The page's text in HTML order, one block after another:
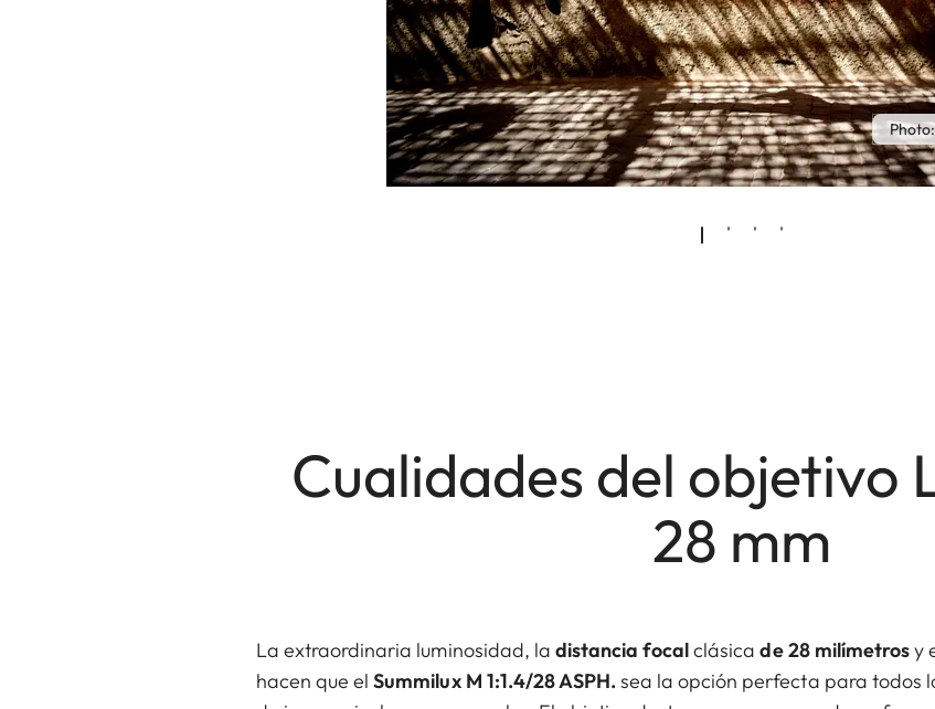
Cualidades del objetivo
28 mm
La extraordinaria luminosidad, la distancia focalclásica de 28 milímetrosy
hacen que elSummilux M 1:1.4/28 ASPH. sea la opción perfecta para todos